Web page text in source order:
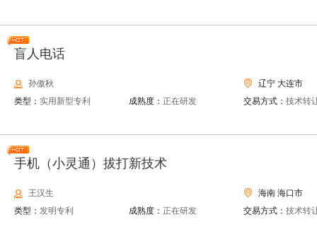
盲人电话
孙傲秋
辽宁 大连市
类型： 实用新型专利 成熟度： 正在研发 交易方式： 技术转
手机（小灵通）拔打新技术
王汉生
海南 海口市
类型： 发明专利 成熟度： 正在研发 交易方式： 技术转